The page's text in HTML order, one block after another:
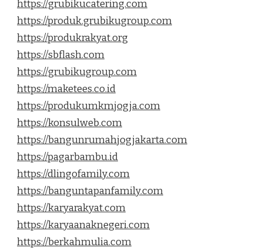
https://grubikucatering.com
https://produk.grubikugroup.com
https://produkrakyat.org
https://sbflash.com
https://grubikugroup.com
https://maketees.co.id
https://produkumkmjogja.com
https://konsulweb.com
https://bangunrumahjogjakarta.com
https://pagarbambu.id
https://dlingofamily.com
https://banguntapanfamily.com
https://karyarakyat.com
https://karyaanaknegeri.com
https://berkahmulia.com